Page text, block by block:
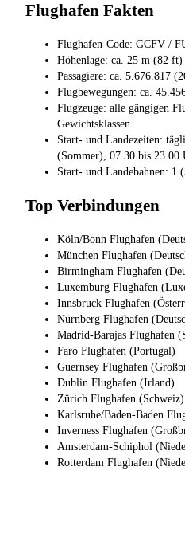
Flughafen Fakten
Flughafen-Code: GCFV /
Höhenlage: ca. 25 m (82
Passagiere: ca. 5.676.817
Flugbewegungen: ca.
Flugzeuge: alle gängigen
Gewichtsklassen
Start- und Landezeiten:
(Sommer), 07.30 bis 23.00
Start- und Landebahnen: 1
Top Verbindungen
Köln/Bonn Flughafen
München Flughafen
Birmingham Flughafen
Luxemburg Flughafen
Innsbruck Flughafen
Nürnberg Flughafen
Madrid-Barajas Flughafen
Faro Flughafen (Portugal)
Guernsey Flughafen
Dublin Flughafen (Irland)
Zürich Flughafen (Schweiz)
Karlsruhe/Baden-Baden
Inverness Flughafen
Amsterdam-Schiphol
Rotterdam Flughafen